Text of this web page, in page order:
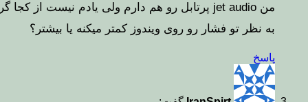
من jet audio پرتابل رو هم دارم ولی یادم نیست از کجا گرفتمش.
به نظر تو فشار رو روی ویندوز کمتر میکنه یا بیشتر؟
پاسخ